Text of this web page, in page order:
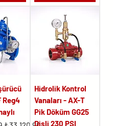
Reg4
Hidrolik Kontrol
Vanaları - AX-T
Pik Döküm GG25
Dişli 230 PSI